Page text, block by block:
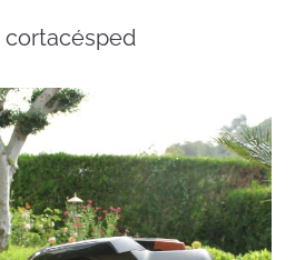
cortacésped